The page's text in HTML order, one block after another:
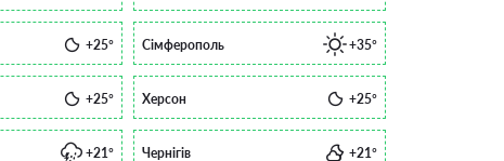
+25° Сімферополь +35°
+25° Херсон +25°
+21° Чернігів +21°